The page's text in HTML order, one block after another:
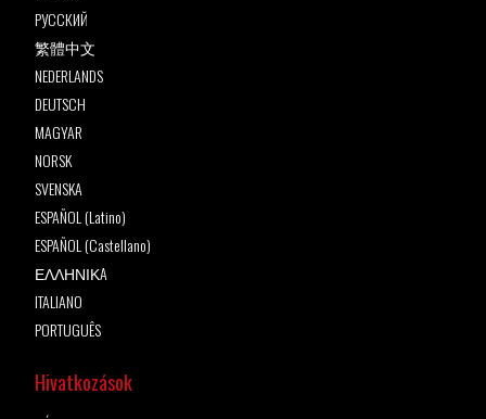
РУССКИЙ
繁體中文
NEDERLANDS
DEUTSCH
MAGYAR
NORSK
SVENSKA
ESPAÑOL (Latino)
ESPAÑOL (Castellano)
ΕΛΛΗΝΙΚA
ITALIANO
PORTUGUÊS
Hivatkozások